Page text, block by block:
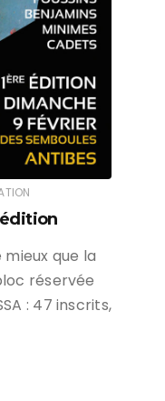
que la
réservée
: 47 inscrits,